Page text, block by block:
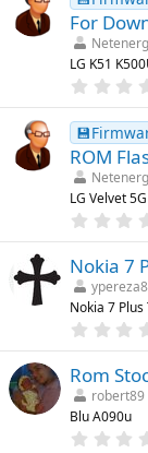
For
LG K51
ROM
LG Velvet
Nokia 7
Nokia 7
Rom
robert89
Blu A090u